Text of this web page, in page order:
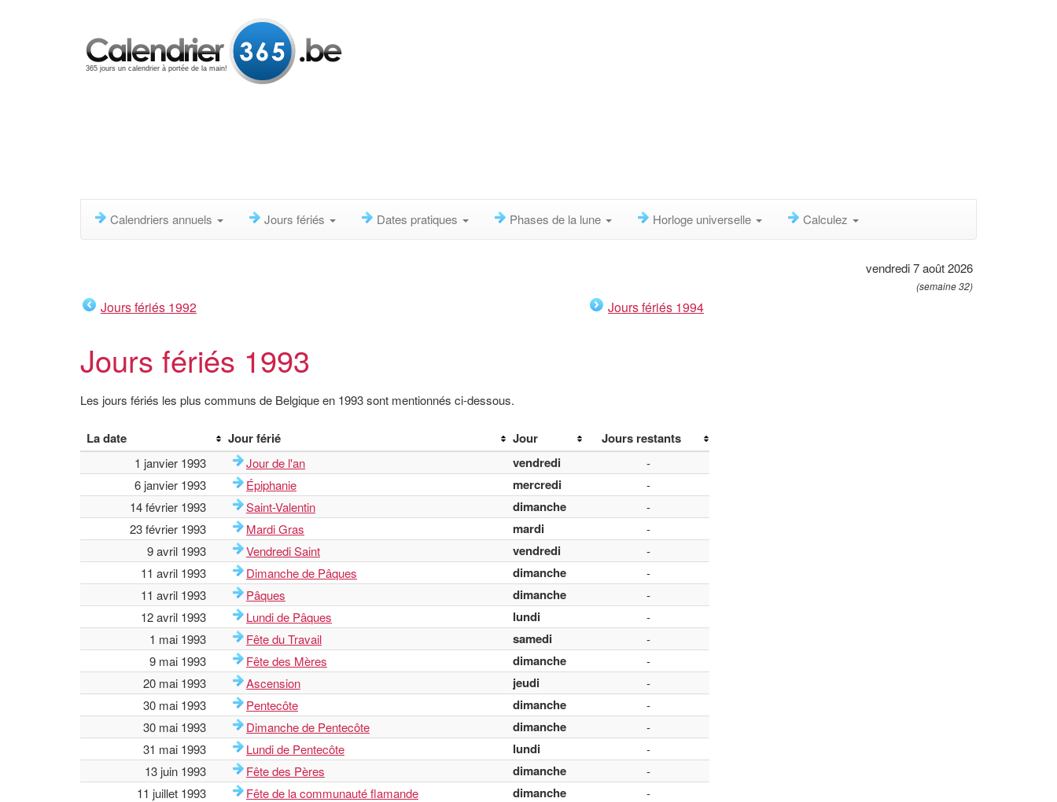
365 jours un calendrier à portée de la main!
Calendriers annuels Jours fériés Dates pratiques Phases de la lune Horloge universelle Calculez
vendredi 7 août 2026
(semaine 32)
Jours fériés 1992 Jours fériés 1994
Jours fériés 1993
Les jours fériés les plus communs de Belgique en 1993 sont mentionnés ci-dessous.
La date Jour férié Jour Jours restants
1 janvier 1993 Jour de l'an vendredi
-
6 janvier 1993
Épiphanie mercredi
-
14 février 1993
Saint-Valentin dimanche
-
23 février 1993
Mardi Gras mardi
-
9 avril 1993
Vendredi Saint vendredi
-
11 avril 1993
Dimanche de Pâques dimanche
-
11 avril 1993
Pâques dimanche
-
12 avril 1993
Lundi de Pâques lundi
-
1 mai 1993
Fête du Travail samedi
-
9 mai 1993
Fête des Mères dimanche
-
20 mai 1993
Ascension jeudi
-
30 mai 1993
Pentecôte dimanche
-
30 mai 1993
Dimanche de Pentecôte dimanche
-
31 mai 1993
Lundi de Pentecôte lundi
-
13 juin 1993
Fête des Pères dimanche
-
11 juillet 1993
Fête de la communauté flamande dimanche
-